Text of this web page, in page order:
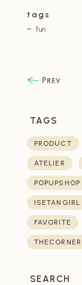
tags
fun
TAGS
PRODUCT
ATELIER
POPUPSHOP
ISETANGIRL
FAVORITE
THECORNER
SEARCH